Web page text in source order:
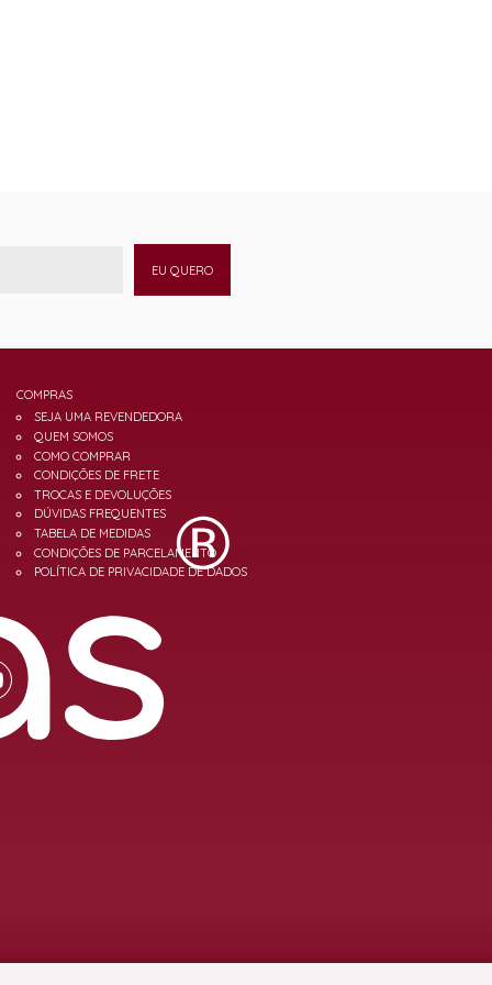
EU QUERO
COMPRAS
SEJA UMA REVENDEDORA
QUEM SOMOS
COMO COMPRAR
CONDIÇÕES DE FRETE
TROCAS E DEVOLUÇÕES
DÚVIDAS FREQUENTES
TABELA DE MEDIDAS
CONDIÇÕES DE PARCELAMENTO
POLÍTICA DE PRIVACIDADE DE DADOS